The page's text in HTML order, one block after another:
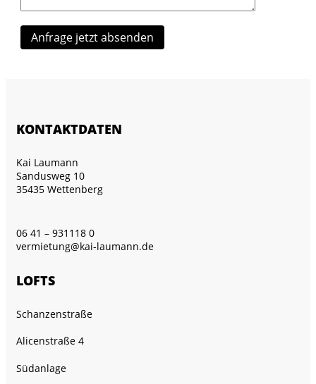
KONTAKTDATEN
Kai Laumann
Sandusweg 10
35435 Wettenberg
06 41 – 931118 0
vermietung@kai-laumann.de
LOFTS
Schanzenstraße
Alicenstraße 4
Südanlage